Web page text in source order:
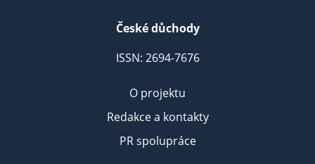
České důchody
ISSN: 2694-7676
O projektu
Redakce a kontakty
PR spolupráce